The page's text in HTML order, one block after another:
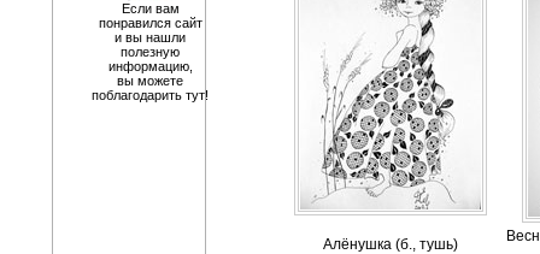
Если вам
понравился сайт
и вы нашли
полезную
информацию,
вы можете
поблагодарить тут!
Алёнушка (б., тушь)